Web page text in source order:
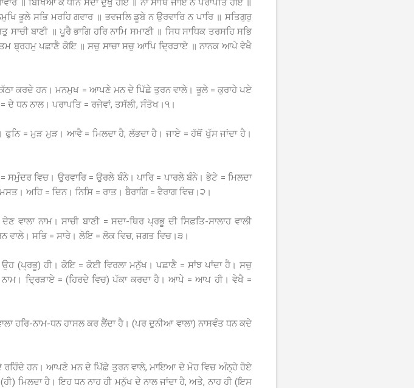
ਭੂਲੇ ਸਭਿ ਮਰਹਿ ਗਵਾਰ ॥ ਭਵਜਲਿ ਡੂਬੇ ਨ ਉਰਵਾਰਿ ਨ ਪਾਰਿ ॥ ਸਤਿਗੁਰੁ
ਬਾਣੀ ॥ ਪੂਰੈ ਭਾਗਿ ਹਰਿ ਨਾਮਿ ਸਮਾਣੀ ॥ ਸਿਧ ਸਾਧਿਕ ਤਰਸਹਿ ਸਭਿ
ਬ੍ਰਹਮੁ ਪਛਾਣੈ ਕੋਇ ॥ ਸਚੁ ਸਾਚਾ ਸਚੁ ਆਪਿ ਦ੍ਰਿੜਾਏ ॥ ਨਾਨਕ ਆਪੇ ਵੇਖੈ
ਕਰਦੇ ਹਨ। ਮਨਮੁਖ = ਆਪਣੇ ਮਨ ਦੇ ਪਿੱਛੇ ਤੁਰਨ ਵਾਲੇ। ਭੂਲੇ = ਕੁਰਾਹੇ ਪਏ
ਧਨ ਨਾਲ। ਪਰਾਪਤਿ = ਰਜੇਵਾਂ, ਤਸੱਲੀ, ਸੰਤੋਖ।੧।
= ਮੁੜ ਮੁੜ। ਆਵੈ = ਮਿਲਦਾ ਹੈ, ਲੱਭਦਾ ਹੈ। ਜਾਏ = ਹੱਥੋਂ ਖੁੱਸ ਜਾਂਦਾ ਹੈ।
ਵਿਚ। ਉਰਵਾਰਿ = ਉਰਲੇ ਬੰਨੇ। ਪਾਰਿ = ਪਾਰਲੇ ਬੰਨੇ। ਭੇਟੇ = ਮਿਲਦਾ
ਅਹਿ = ਦਿਨ। ਨਿਸਿ = ਰਾਤ। ਬੈਰਾਗਿ = ਵੈਰਾਗ ਵਿਚ।੨।
ਨਾਮ। ਸਾਚੀ ਬਾਣੀ = ਸਦਾ-ਥਿਰ ਪ੍ਰਭੂ ਦੀ ਸਿਫ਼ਤਿ-ਸਾਲਾਹ ਵਾਲੀ
ਵਾਲੇ। ਸਭਿ = ਸਾਰੇ। ਲੋਇ = ਲੋਕ ਵਿਚ, ਜਗਤ ਵਿਚ।੩।
(ਪ੍ਰਭੂ) ਹੀ। ਕੋਇ = ਕੋਈ ਵਿਰਲਾ ਮਨੁੱਖ। ਪਛਾਣੈ = ਸਾਂਝ ਪਾਂਦਾ ਹੈ। ਸਚੁ
ਨਾਮ। ਦ੍ਰਿੜਾਏ = (ਹਿਰਦੇ ਵਿਚ) ਪੱਕਾ ਕਰਦਾ ਹੈ। ਆਪੇ = ਆਪ ਹੀ। ਵੇਖੈ =
ਹਰਿ-ਨਾਮ-ਧਨ ਹਾਸਲ ਕਰ ਲੈਂਦਾ ਹੈ। (ਪਰ ਦੁਨੀਆ ਵਾਲਾ) ਨਾਸਵੰਤ ਧਨ ਕਦੇ
ਰਹਿੰਦੇ ਹਨ। ਆਪਣੇ ਮਨ ਦੇ ਪਿੱਛੇ ਤੁਰਨ ਵਾਲੇ, ਮਾਇਆ ਦੇ ਮੋਹ ਵਿਚ ਅੰਨ੍ਹੇ ਹੋਏ
ਮਿਲਦਾ ਹੈ। ਇਹ ਧਨ ਨਾਹ ਹੀ ਮਨੁੱਖ ਦੇ ਨਾਲ ਜਾਂਦਾ ਹੈ, ਅਤੇ, ਨਾਹ ਹੀ (ਇਸ